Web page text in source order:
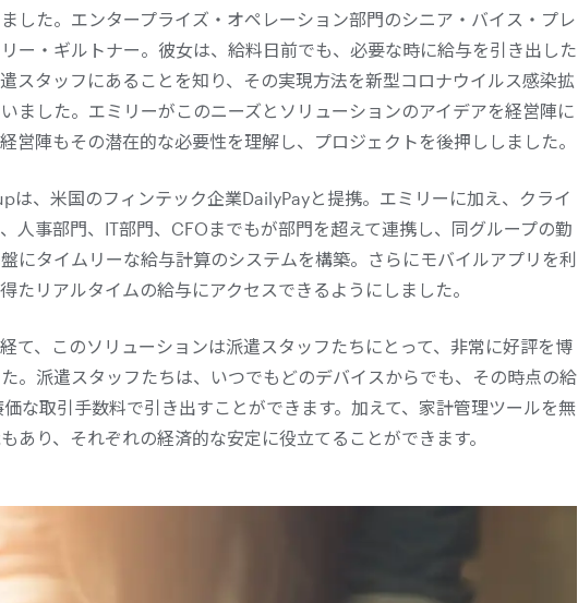
した。エンタープライズ・オペレーション部門のシニア・バイス・プレ
ー・ギルトナー。彼女は、給料日前でも、必要な時に給与を引き出した
スタッフにあることを知り、その実現方法を新型コロナウイルス感染拡
ました。エミリーがこのニーズとソリューションのアイデアを経営陣に
営陣もその潜在的な必要性を理解し、プロジェクトを後押ししました。
は、米国のフィンテック企業DailyPayと提携。エミリーに加え、クライ
人事部門、IT部門、CFOまでもが部門を超えて連携し、同グループの勤
にタイムリーな給与計算のシステムを構築。さらにモバイルアプリを利
たリアルタイムの給与にアクセスできるようにしました。
て、このソリューションは派遣スタッフたちにとって、非常に好評を博
。派遣スタッフたちは、いつでもどのデバイスからでも、その時点の給
な取引手数料で引き出すことができます。加えて、家計管理ツールを無
あり、それぞれの経済的な安定に役立てることができます。